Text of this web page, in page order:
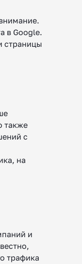
в Google.
страницы
также
с
на
и
трафика